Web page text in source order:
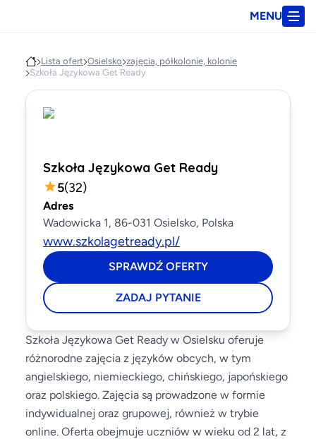
MENU
Lista ofert Osielsko zajęcia, półkolonie, kolonie
Szkoła Językowa Get Ready
Szkoła Językowa Get Ready
5(32)
Adres
Wadowicka 1, 86-031 Osielsko, Polska
www.szkolagetready.pl/
SPRAWDŹ OFERTY
ZADAJ PYTANIE
Szkoła Językowa Get Ready w Osielsku oferuje
różnorodne zajęcia z języków obcych, w tym
angielskiego, niemieckiego, chińskiego, japońskiego
oraz polskiego. Zajęcia są prowadzone w formie
indywidualnej oraz grupowej, również w trybie
online. Oferta obejmuje uczniów w wieku od 2 lat, z